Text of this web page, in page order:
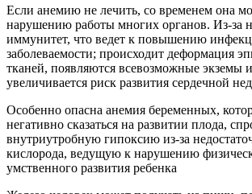
Если анемию не лечить, со временем она
нарушению работы многих органов. Из-за
иммунитет, что ведет к повышению
заболеваемости; происходит деформация
тканей, появляются всевозможные экземы
увеличивается риск развития сердечной
Особенно опасна анемия беременных,
негативно сказаться на развитии плода,
внутриутробную гипоксию из-за
кислорода, ведущую к нарушению
умственного развития ребенка